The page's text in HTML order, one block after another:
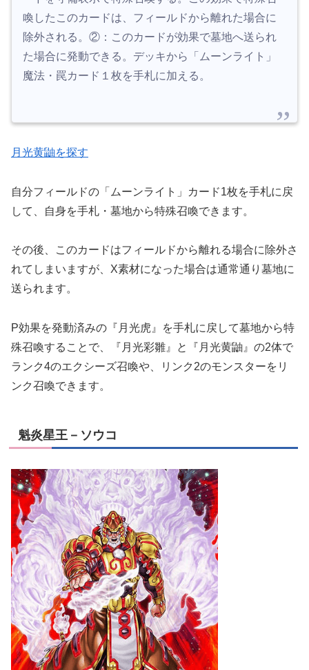
喚したこのカードは、フィールドから離れた場合に
除外される。②：このカードが効果で墓地へ送られ
た場合に発動できる。デッキから「ムーンライト」
魔法・罠カード１枚を手札に加える。
月光黄鼬を探す
自分フィールドの「ムーンライト」カード1枚を手札に戻
して、自身を手札・墓地から特殊召喚できます。
その後、このカードはフィールドから離れる場合に除外さ
れてしまいますが、X素材になった場合は通常通り墓地に
送られます。
P効果を発動済みの『月光虎』を手札に戻して墓地から特
殊召喚することで、『月光彩雛』と『月光黄鼬』の2体で
ランク4のエクシーズ召喚や、リンク2のモンスターをリ
ンク召喚できます。
魁炎星王－ソウコ